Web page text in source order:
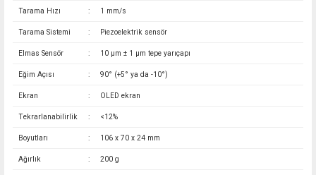
Tarama Hızı : 1 mm/s
Tarama Sistemi : Piezoelektrik sensör
Elmas Sensör : 10 µm ± 1 µm tepe yarıçapı
Eğim Açısı : 90° (+5° ya da -10°)
Ekran : OLED ekran
Tekrarlanabilirlik : <12%
Boyutları : 106 x 70 x 24 mm
Ağırlık : 200 g